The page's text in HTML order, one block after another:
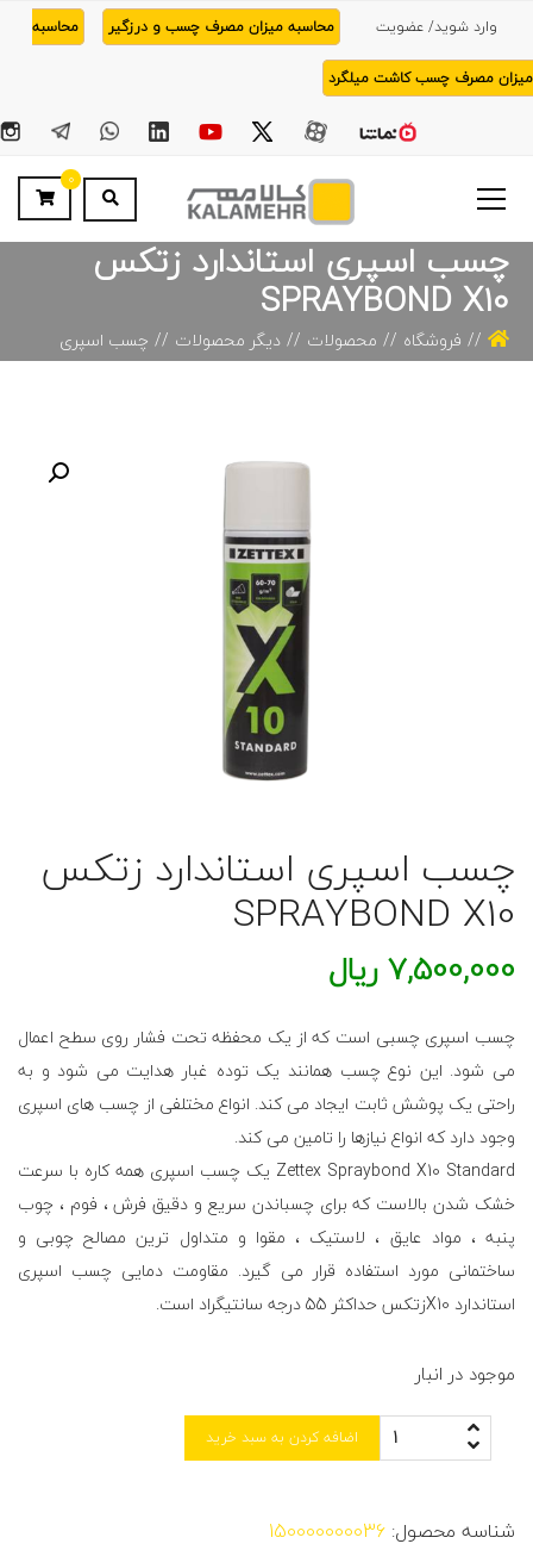
وارد شوید/ عضویت محاسبه میزان مصرف چسب و درزگیر محاسبه
میزان مصرف چسب کاشت میلگرد
0
چسب اسپری استاندارد زتکس
SPRAYBOND X10
فروشگاه محصولات دیگر محصولات
چسب اسپری
چسب اسپری استاندارد زتکس
SPRAYBOND X10
7,500,000ریال
چسب اسپری چسبی است که از یک محفظه تحت فشار روی سطح اعمال
می شود. این نوع چسب همانند یک توده غبار هدایت می شود و به
راحتی یک پوشش ثابت ایجاد می کند. انواع مختلفی از چسب های اسپری
وجود دارد که انواع نیازها را تامین می کند.
Zettex Spraybond X10 Standard یک چسب اسپری همه کاره با سرعت
خشک شدن بالاست که برای چسباندن سریع و دقیق فرش ، فوم ، چوب
پنبه ، مواد عایق ، لاستیک ، مقوا و متداول ترین مصالح چوبی و
ساختمانی مورد استفاده قرار می گیرد. مقاومت دمایی چسب اسپری
استاندارد X10زتکس حداکثر 55 درجه سانتیگراد است.
موجود در انبار
اضافه کردن به سبد خرید
شناسه محصول: 150000000036